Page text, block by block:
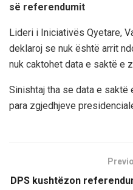
së referendumit
Lideri i Iniciativës Qyetare,
deklaroj se nuk është arrit
nuk caktohet data e saktë e
Sinishtaj tha se data e
para zgjedhjeve
DPS kushtëzon